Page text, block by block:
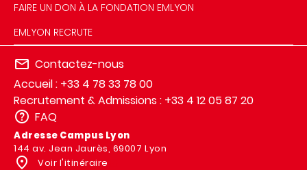
FAIRE UN DON À LA FONDATION EMLYON
EMLYON RECRUTE
Contactez-nous
Accueil : +33 4 78 33 78 00
Recrutement & Admissions : +33 4 12 05 87 20
FAQ
Adresse Campus Lyon
144 av. Jean Jaurès, 69007 Lyon
Voir l'itinéraire